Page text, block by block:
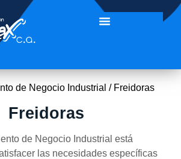
de Negocio Industrial / Freidoras
Freidoras
de Negocio Industrial está
las necesidades específicas